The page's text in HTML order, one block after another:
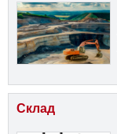
Склад